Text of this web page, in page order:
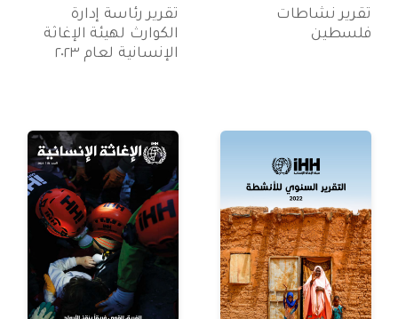
تقرير نشاطات
فلسطين
تقرير رئاسة إدارة
الكوارث لهيئة الإغاثة
الإنسانية لعام ٢٠٢٣